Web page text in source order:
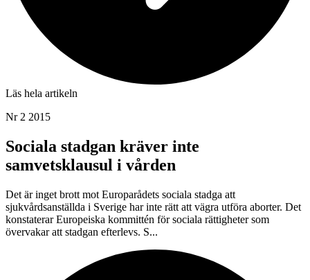
Läs hela artikeln
Nr 2 2015
Sociala stadgan kräver inte
samvetsklausul i vården
Det är inget brott mot Europarådets sociala stadga att
sjukvårdsanställda i Sverige har inte rätt att vägra utföra aborter. Det
konstaterar Europeiska kommittén för sociala rättigheter som
övervakar att stadgan efterlevs. S...